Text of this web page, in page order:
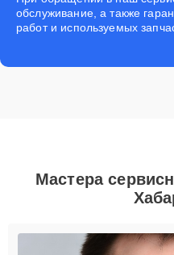
обслуживание, а также
работ и используемых
Мастера